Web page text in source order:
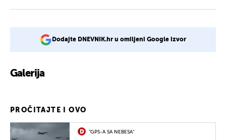
Dodajte DNEVNIK.hr u omiljeni Google izvor
Galerija
PROČITAJTE I OVO
"GPS-A SA NEBESA"